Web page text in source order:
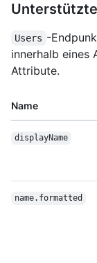
Users -
innerhalb eines
Attribute.
Name
displayName
name.formatted